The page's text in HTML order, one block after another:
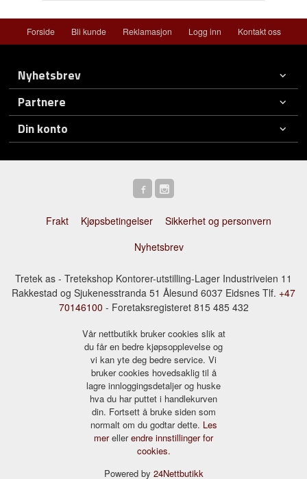
Forside Bli kunde Reklamasjon Logg inn Kontakt oss
Nyhetsbrev
Partnere
Din konto
Frakt Kjøpsbetingelser
Sikkerhet og personvern
Nyhetsbrev
Tretek as - Tretekshop Kontorer-utstilling-Lager Industriveien 11
Rakkestad og Sjukenesstranda 51 Ålesund 6037 Eidsnes Tlf. +47
70146100 - Foretaksregisteret 815 485 432
Vår nettbutikk bruker cookies slik at
du får en bedre kjøpsopplevelse og
vi kan yte deg bedre service. Vi
bruker cookies hovedsaklig til å
lagre innloggingsdetaljer og huske
hva du har puttet i handlekurven
din. Fortsett å bruke siden som
normalt om du godtar dette. Les
merellerendre innstillinger for
cookies.
Powered by 24Nettbutikk